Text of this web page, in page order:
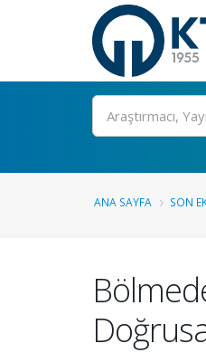
Ara
ANA SAYFA SON